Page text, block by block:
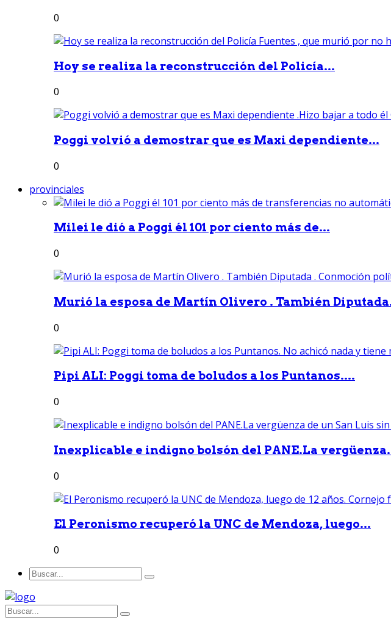
0
Hoy se realiza la reconstrucción del Policía...
0
Poggi volvió a demostrar que es Maxi dependiente...
0
provinciales
Milei le dió a Poggi él 101 por ciento más de...
0
Murió la esposa de Martín Olivero . También
0
Pipi ALI: Poggi toma de boludos a los Puntanos....
0
Inexplicable e indigno bolsón del PANE.La
0
El Peronismo recuperó la UNC de Mendoza, luego...
0